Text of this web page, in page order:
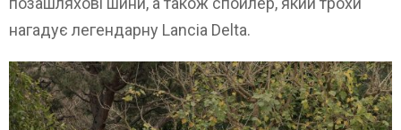
нагадує легендарну Lancia Delta.